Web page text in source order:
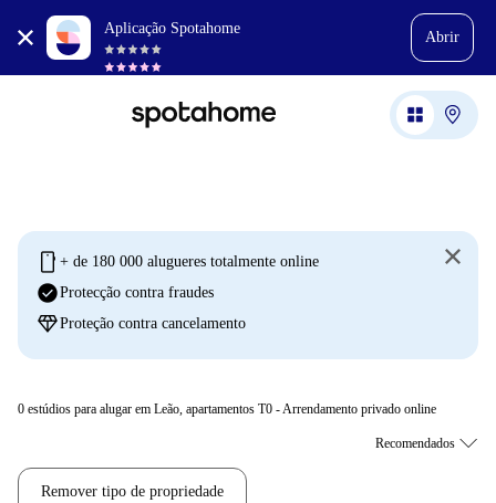
Aplicação Spotahome
Abrir
mobile + de 180 000 alugueres totalmente online
check_circleProtecção contra fraudes
diamondProteção contra cancelamento
0 estúdios para alugar em Leão, apartamentos T0 - Arrendamento privado online
Remover tipo de propriedade